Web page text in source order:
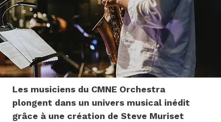
Les musiciens du CMNE Orchestra
plongent dans un univers musical inédit
grâce à une création de Steve Muriset